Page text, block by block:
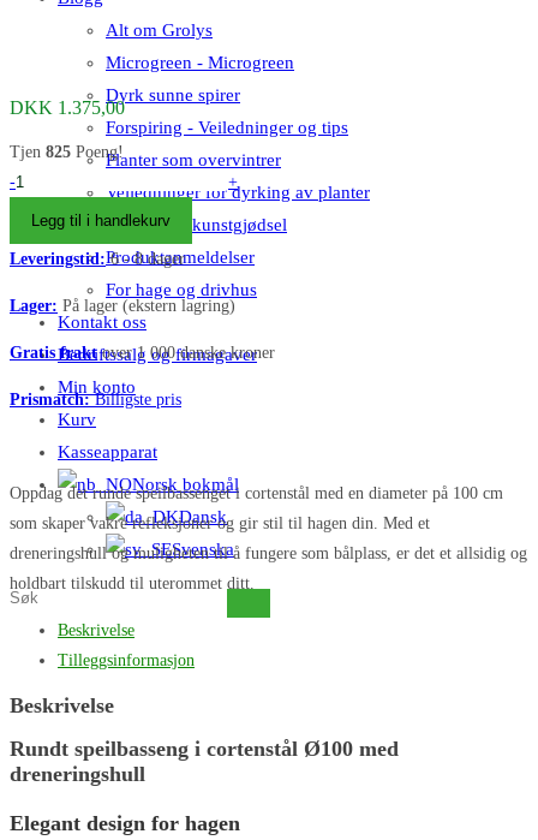
Alt om Grolys
Microgreen - Microgreen
Dyrk sunne spirer
Forspiring - Veiledninger og tips
Planter som overvintrer
Veiledninger for dyrking av planter
Gjødsel og kunstgjødsel
Produktanmeldelser
For hage og drivhus
Kontakt oss
Bedriftssalg og firmagaver
Min konto
Kurv
Kasseapparat
Norsk bokmål
Dansk
Svenska
Søk
dette
DKK 1.375,00
Tjen 825 Poeng!
Rundt
spejlbassin
i
cortenstål
ø100
uden
kant
og
afløbshul
antall
- +
Legg til i handlekurv
Leveringstid:6 - 8 dager
Lager: På lager (ekstern lagring)
Gratis fraktover 1 000 danske kroner
Prismatch:Billigste pris
Oppdag det runde speilbassenget i cortenstål med en diameter på 100 cm
som skaper vakre refleksjoner og gir stil til hagen din. Med et
dreneringshull og muligheten til å fungere som bålplass, er det et allsidig og
holdbart tilskudd til uterommet ditt.
Beskrivelse
Tilleggsinformasjon
Beskrivelse
Rundt speilbasseng i cortenstål Ø100 med
dreneringshull
Elegant design for hagen